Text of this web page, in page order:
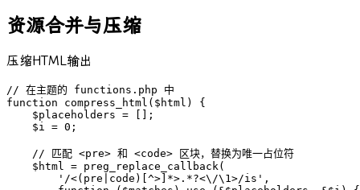
资源合并与压缩
压缩HTML输出
// 在主题的 functions.php 中
function compress_html($html) {
    $placeholders = [];
    $i = 0;
    // 匹配 <pre> 和 <code> 区块，替换为唯一占位符
    $html = preg_replace_callback(
        '/<(pre|code)[^>]*>.*?<\/\1>/is',